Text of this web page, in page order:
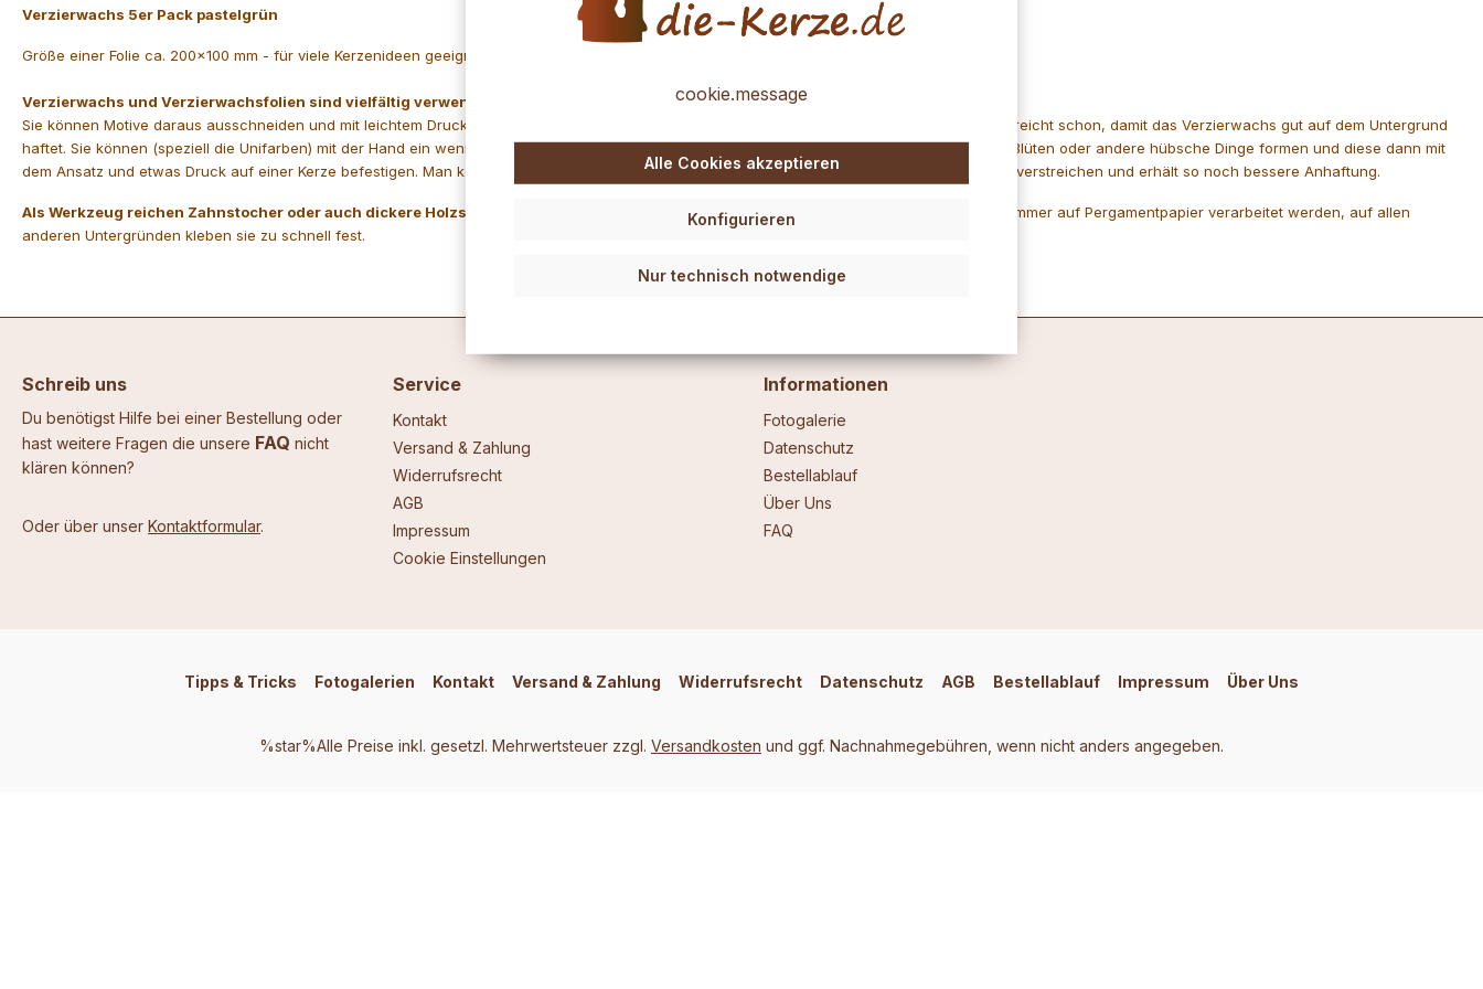
Verzierwachs 5er Pack pastelgrün
Größe einer Folie ca. 200x100 mm - für viele Kerzenideen geeignet, leicht zu verarbeiten und daher auch für Anfänger ideal.
Verzierwachs und Verzierwachsfolien sind vielfältig verwendbar.
Sie können Motive daraus ausschneiden und mit leichtem Druck auf eine Kerze aufbringen. Etwas Wärme ist dabei hilfreich, eine warme Hand reicht schon, damit das Verzierwachs gut auf dem Untergrund
haftet. Sie können (speziell die Unifarben) mit der Hand ein wenig anwärmen und dann kneten oder modellieren und ganz nach Ihrer Fantasie Blüten oder andere hübsche Dinge formen und diese dann mit
dem Ansatz und etwas Druck auf einer Kerze befestigen. Man kann auch ein Stäbchen (Holz z.B.) nehmen und den Ansatz an der Kerze etwas verstreichen und erhält so noch bessere Anhaftung.
Als Werkzeug reichen Zahnstocher oder auch dickere Holzstäbchen und ein einfaches Küchenmesser.Die Verzierwachs-Folien sollten immer auf Pergamentpapier verarbeitet werden, auf allen
anderen Untergründen kleben sie zu schnell fest.
Schreib uns
Du benötigst Hilfe bei einer Bestellung oder
hast weitere Fragen die unsere FAQ nicht
klären können?
Oder über unser Kontaktformular.
Service
Kontakt
Versand & Zahlung
Widerrufsrecht
AGB
Impressum
Cookie Einstellungen
Informationen
Fotogalerie
Datenschutz
Bestellablauf
Über Uns
FAQ
Tipps & Tricks Fotogalerien Kontakt Versand & Zahlung Widerrufsrecht Datenschutz AGB Bestellablauf Impressum Über Uns
%star%Alle Preise inkl. gesetzl. Mehrwertsteuer zzgl. Versandkosten und ggf. Nachnahmegebühren, wenn nicht anders angegeben.
cookie.message
Nur technisch notwendige
Konfigurieren
Alle Cookies akzeptieren